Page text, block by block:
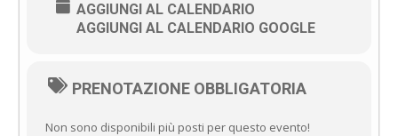
AGGIUNGI AL CALENDARIO
AGGIUNGI AL CALENDARIO GOOGLE
PRENOTAZIONE OBBLIGATORIA
Non sono disponibili più posti per questo evento!